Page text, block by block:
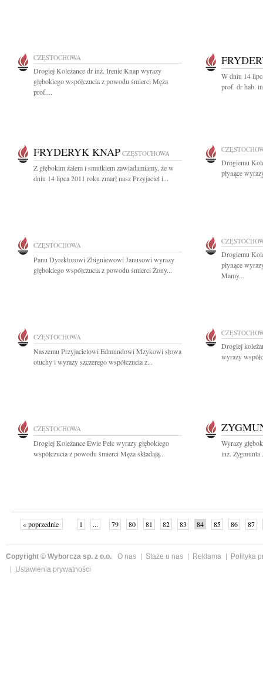
CZĘSTOCHOWA
Drogiej Koleżance dr inż. Irenie Knap wyrazy
głębokiego współczucia z powodu śmierci Męża
prof....
W dniu 14
prof. dr hab.
FRYDERYK KNAP CZĘSTOCHOWA
Z głębokim żalem i smutkiem zawiadamiamy, że w
dniu 14 lipca 2011 roku zmarł nasz Przyjaciel i...
Drogiemu
płynące
CZĘSTOCHOWA
Panu Dyrektorowi Zbigniewowi Janusowi wyrazy
głębokiego współczucia z powodu śmierci Żony...
Drogiemu
płynące
Mamy...
CZĘSTOCHOWA
Naszemu Przyjacielowi Edmundowi Mzykowi słowa
otuchy i wyrazy szczerego współczucia z...
Drogiej
wyrazy
CZĘSTOCHOWA
Drogiej Koleżance Ewie Pelc wyrazy głębokiego
współczucia z powodu śmierci Męża składają...
Wyrazy
inż. Zygmunta
« poprzednie 1 ... 79 80 81 82 83 84 85 86
87
Copyright © Wyborcza sp. z o.o. O nas Staże u nas Reklama
Polityka
Ustawienia prywatności